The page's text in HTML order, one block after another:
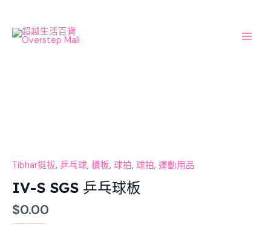
content
Tibhar挺拔, 乒乓球, 橫板, 球拍, 球拍, 運動用品
IV-S SGS 乒乓球板
$0.00
板
量